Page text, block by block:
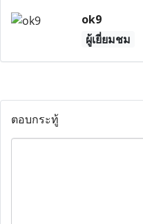
ok9
ผู้เยี่ยมชม
ตอบกระทู้